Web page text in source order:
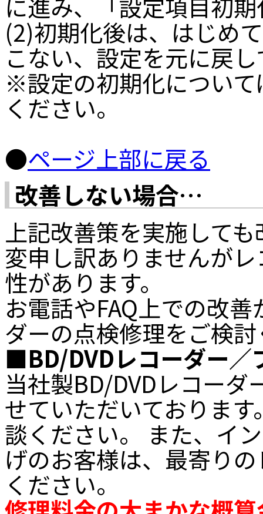
(2)初期化後は、はじめ
こない、設定を元に戻
※設定の初期化につい
ください。
●ページ上部に戻る
改善しない場合…
上記改善策を実施して
変申し訳ありませんが
性があります。
お電話やFAQ上での改
ダーの点検修理をご検
■BD/DVDレコーダー／
当社製BD/DVDレコーダ
せていただいておりま
談ください。 また、イ
げのお客様は、最寄り
ください。